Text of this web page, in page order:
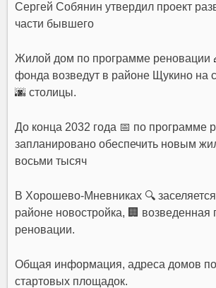
Сергей Собянин утвердил проект
части бывшего
Жилой дом по программе реновации
фонда возведут в районе Щукино на
🌆 столицы.
До конца 2032 года 📅 по программе
запланировано обеспечить новым
восьми тысяч
В Хорошево-Мневниках 🔍
районе новостройка, 🏢 возведенная
реновации.
Общая информация, адреса домов
стартовых площадок.